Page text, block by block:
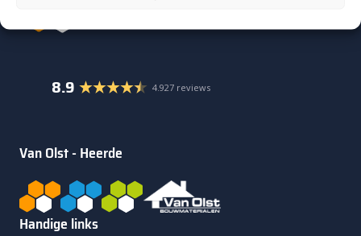
8.9 4.927 reviews
Van Olst - Heerde
Handige links